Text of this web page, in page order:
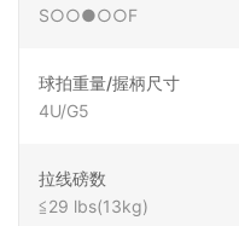
S○○●○○F
球拍重量/握柄尺寸
4U/G5
拉线磅数
≦29 lbs(13kg)